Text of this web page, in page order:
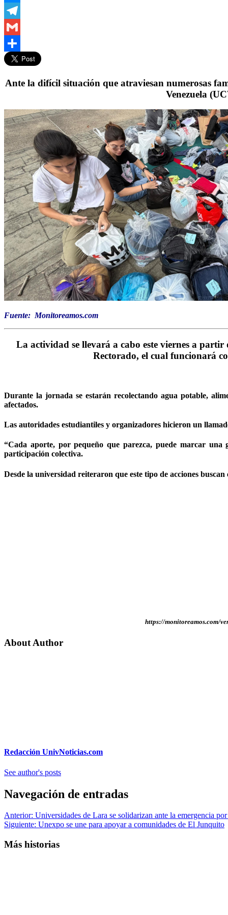
Messenger
Telegram
Gmail
Compartir
Ante la difícil situación que atraviesan numerosas
Venezuela
Fuente: Monitoreamos.com
La actividad se llevará a cabo este viernes a
Rectorado, el cual funcionará
Durante la jornada se estarán recolectando agua potable,
afectados.
Las autoridades estudiantiles y organizadores hicieron un
“Cada aporte, por pequeño que parezca, puede marcar una
participación colectiva.
Desde la universidad reiteraron que este tipo de acciones
https://monitoreamos.com/
About Author
Redacción UnivNoticias.com
See author's posts
Navegación de entradas
Anterior: Universidades de Lara se solidarizan ante la emergencia
Siguiente: Unexpo se une para apoyar a comunidades de El Junquito
Más historias